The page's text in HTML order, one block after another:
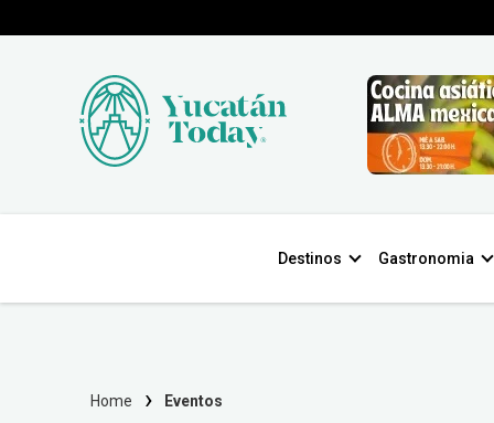
Destinos Gastronomia
Home Eventos